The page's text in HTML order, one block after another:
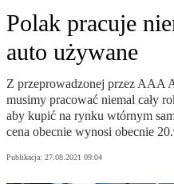
Polak pracuje
auto używane
Z przeprowadzonej przez AAA
musimy pracować niemal cały
aby kupić na rynku wtórnym
cena obecnie wynosi obecnie
Publikacja: 27.08.2021 09:04